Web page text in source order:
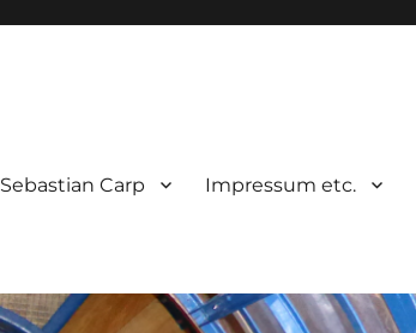
Sebastian Carp Impressum etc.